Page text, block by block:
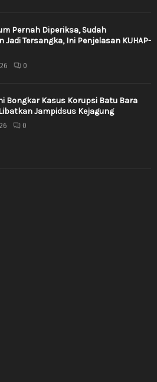
Pernah Diperiksa, Sudah
Jadi Tersangka, Ini Penjelasan KUHAP-
0
Bongkar Kasus Korupsi Batu Bara
Jampidsus Kejagung
0